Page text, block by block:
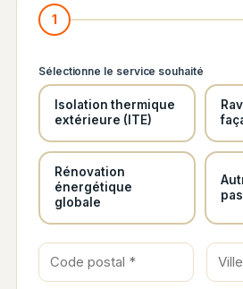
1
Sélectionne le service souhaité
Isolation thermique
extérieure (ITE)
Rénovation
énergétique
globale